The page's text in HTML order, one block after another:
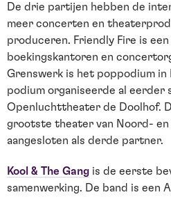
De drie partijen hebben de
meer concerten en
produceren. Friendly Fire is
boekingskantoren en
Grenswerk is het poppodium
podium organiseerde al eerder
Openluchttheater de Doolhof.
grootste theater van Noord-
aangesloten als derde partner.
Kool & The Gang is de eerste
samenwerking. De band is een